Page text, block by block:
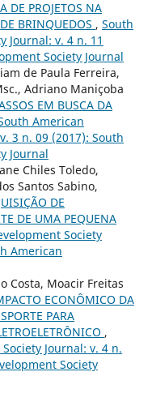
DE PROJETOS NA
BRINQUEDOS , South
Journal: v. 4 n. 11
Society Journal
de Paula Ferreira,
Adriano Maniçoba
EM BUSCA DA
American
3 n. 09 (2017): South
Journal
Chiles Toledo,
Santos Sabino,
DE
DE UMA PEQUENA
Society
American
Costa, Moacir Freitas
ECONÔMICO DA
PARA
,
Journal: v. 4 n.
Society